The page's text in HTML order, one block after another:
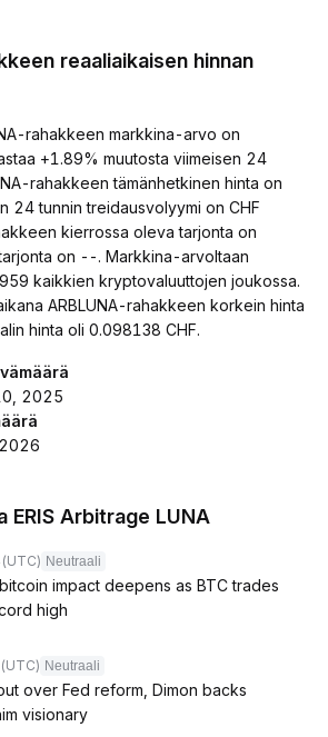
reaaliaikaisen hinnan
rahakkeen markkina-arvo on
+1.89% muutosta viimeisen 24
rahakkeen tämänhetkinen hinta on
24 tunnin treidausvolyymi on CHF
kierrossa oleva tarjonta on
on --. Markkina-arvoltaan
kaikkien kryptovaluuttojen joukossa.
ARBLUNA-rahakkeen korkein hinta
hinta oli 0.098138 CHF.
2025
ERIS Arbitrage LUNA
(UTC) Neutraali
impact deepens as BTC trades
high
(UTC) Neutraali
over Fed reform, Dimon backs
visionary